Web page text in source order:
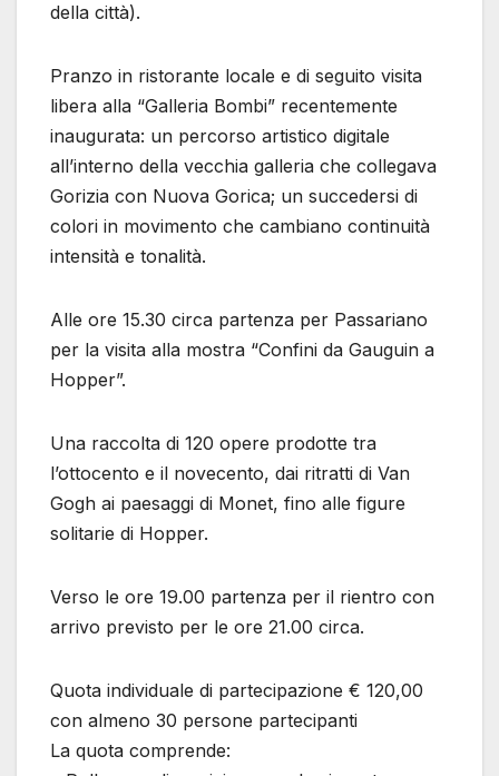
della città).
Pranzo in ristorante locale e di seguito visita
libera alla “Galleria Bombi” recentemente
inaugurata: un percorso artistico digitale
all’interno della vecchia galleria che collegava
Gorizia con Nuova Gorica; un succedersi di
colori in movimento che cambiano continuità
intensità e tonalità.
Alle ore 15.30 circa partenza per Passariano
per la visita alla mostra “Confini da Gauguin a
Hopper”.
Una raccolta di 120 opere prodotte tra
l’ottocento e il novecento, dai ritratti di Van
Gogh ai paesaggi di Monet, fino alle figure
solitarie di Hopper.
Verso le ore 19.00 partenza per il rientro con
arrivo previsto per le ore 21.00 circa.
Quota individuale di partecipazione € 120,00
con almeno 30 persone partecipanti
La quota comprende: